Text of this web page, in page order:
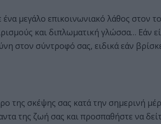
μεγάλο επικοινωνιακό λάθος στον
και διπλωματική γλώσσα… Εάν
στον σύντροφό σας, ειδικά εάν
της σκέψης σας κατά την σημερινή
της ζωή σας και προσπαθήστε να